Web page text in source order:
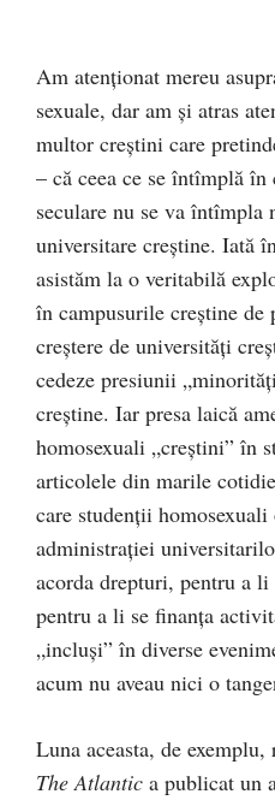
Am atenţionat mereu
sexuale, dar am şi atras
multor creştini care
– că ceea ce se întîmplă
seculare nu se va
universitare creştine. Iată
asistăm la o veritabilă
în campusurile creştine de
creştere de universităţi
cedeze presiunii
creştine. Iar presa laică
homosexuali „creştini” în
articolele din marile
care studenţii homosexuali
administraţiei
acorda drepturi, pentru a
pentru a li se finanţa
„incluşi” în diverse
acum nu aveau nici o
Luna aceasta, de
The Atlantic a publicat un